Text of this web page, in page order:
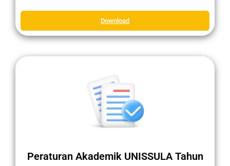
Download
Peraturan Akademik UNISSULA Tahun